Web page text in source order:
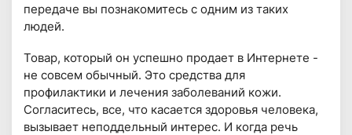
передаче вы познакомитесь с одним из таких
людей.
Товар, который он успешно продает в Интернете -
не совсем обычный. Это средства для
профилактики и лечения заболеваний кожи.
Согласитесь, все, что касается здоровья человека,
вызывает неподдельный интерес. И когда речь